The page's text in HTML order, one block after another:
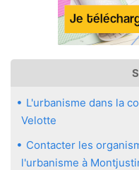
L'urbanisme dans la
Velotte
Contacter les
l'urbanisme à